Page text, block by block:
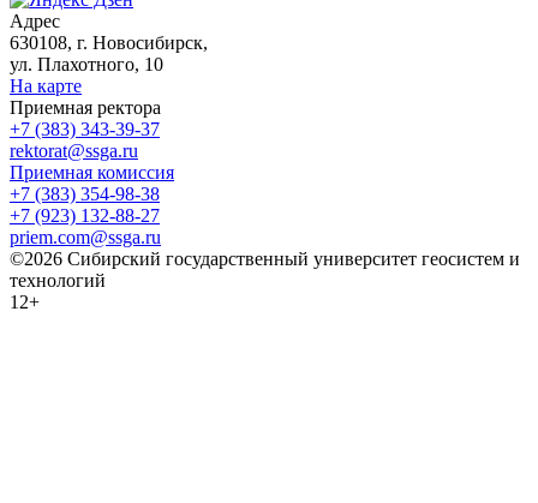
Адрес
630108, г. Новосибирск,
ул. Плахотного, 10
На карте
Приемная ректора
+7 (383) 343-39-37
rektorat@ssga.ru
Приемная комиссия
+7 (383) 354-98-38
+7 (923) 132-88-27
priem.com@ssga.ru
©2026 Сибирский государственный университет геосистем и
технологий
12+